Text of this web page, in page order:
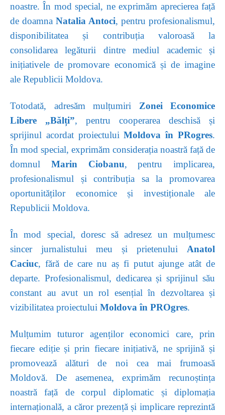
noastre. În mod special, ne exprimăm aprecierea față
de doamna Natalia Antoci, pentru profesionalismul,
disponibilitatea și contribuția valoroasă la
consolidarea legăturii dintre mediul academic și
inițiativele de promovare economică și de imagine
ale Republicii Moldova.
Totodată, adresăm mulțumiri Zonei Economice
Libere „Bălți”, pentru cooperarea deschisă și
sprijinul acordat proiectuluiMoldova în PRogres.
În mod special, exprimăm considerația noastră față de
domnul Marin Ciobanu, pentru implicarea,
profesionalismul și contribuția sa la promovarea
oportunităților economice și investiționale ale
Republicii Moldova.
În mod special, doresc să adresez un mulțumesc
sincer jurnalistului meu și prietenului Anatol
Caciuc, fără de care nu aș fi putut ajunge atât de
departe. Profesionalismul, dedicarea și sprijinul său
constant au avut un rol esențial în dezvoltarea și
vizibilitatea proiectului Moldova în PROgres.
Mulțumim tuturor agenților economici care, prin
fiecare ediție și prin fiecare inițiativă, ne sprijină și
promovează alături de noi cea mai frumoasă
Moldovă. De asemenea, exprimăm recunoștința
noastră față de corpul diplomatic și diplomația
internațională, a căror prezență și implicare reprezintă